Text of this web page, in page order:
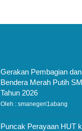
Gerakan Pembagian
Bendera Merah Putih
Tahun 2026
Oleh : smanegeri1abang
Puncak Perayaan HUT